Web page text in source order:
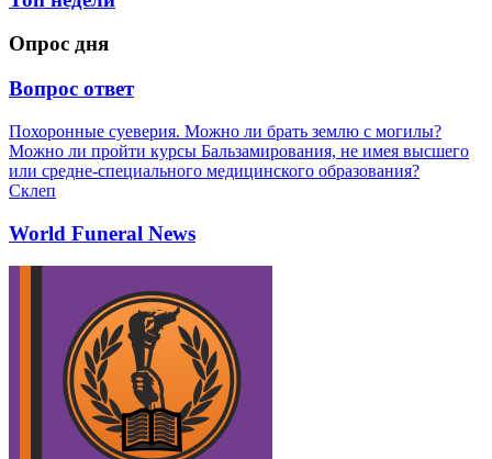
Опрос дня
Вопрос ответ
Похоронные суеверия. Можно ли брать землю с могилы?
Можно ли пройти курсы Бальзамирования, не имея высшего
или средне-специального медицинского образования?
Склеп
World Funeral News